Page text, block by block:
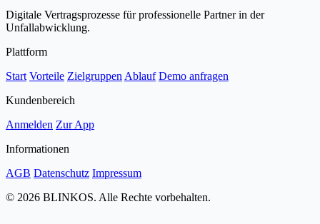
Digitale Vertragsprozesse für professionelle Partner in der
Unfallabwicklung.
Plattform
Start Vorteile Zielgruppen Ablauf Demo anfragen
Kundenbereich
Anmelden Zur App
Informationen
AGB Datenschutz Impressum
© 2026 BLINKOS. Alle Rechte vorbehalten.